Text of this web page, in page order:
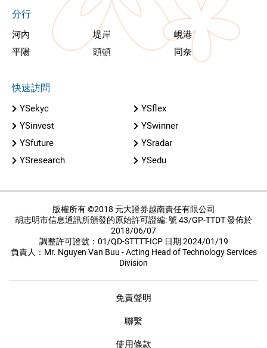
分行
河內 堤岸
峴港
平陽
頭頓 同奈
快速訪問
YSekyc
YSflex
YSinvest
YSwinner
YSfuture
YSradar
YSresearch
YSedu
版權所有 ©2018 元大證券越南責任有限公司
胡志明市信息通訊所頒發的原始許可證編: 號 43/GP-TTDT 發佈於
2018/06/07
調整許可證號：01/QD-STTTT-ICP 日期 2024/01/19
負責人：Mr. Nguyen Van Buu - Acting Head of Technology Services
Division
免責聲明
聯繫
使用條款